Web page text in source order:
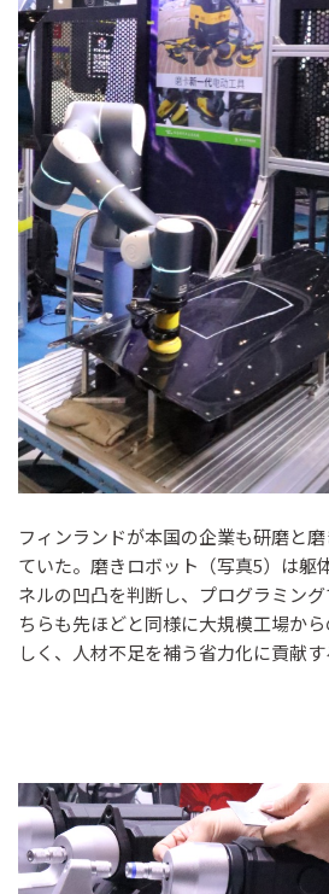
フィンランドが本国の企業も研磨と
ていた。磨きロボット（写真5）は躯
ネルの凹凸を判断し、プログラミン
ちらも先ほどと同様に大規模工場か
しく、人材不足を補う省力化に貢献す